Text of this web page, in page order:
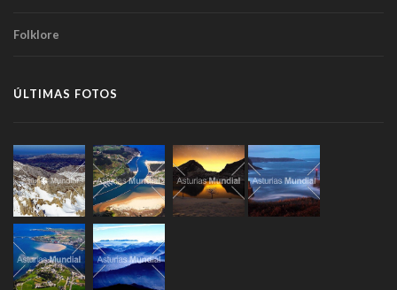
Folklore
ÚLTIMAS FOTOS